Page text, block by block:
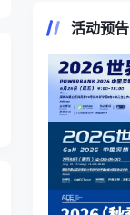
活动预告